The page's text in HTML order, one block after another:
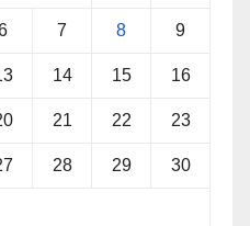
7 8 9
14 15 16
21 22 23
28 29 30